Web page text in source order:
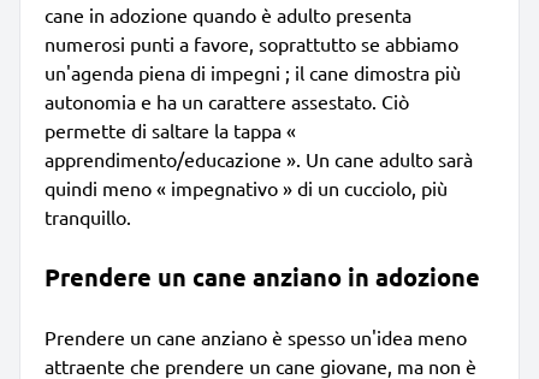
cane in adozione quando è adulto presenta
numerosi punti a favore, soprattutto se abbiamo
un'agenda piena di impegni ; il cane dimostra più
autonomia e ha un carattere assestato. Ciò
permette di saltare la tappa «
apprendimento/educazione ». Un cane adulto sarà
quindi meno « impegnativo » di un cucciolo, più
tranquillo.
Prendere un cane anziano in adozione
Prendere un cane anziano è spesso un'idea meno
attraente che prendere un cane giovane, ma non è